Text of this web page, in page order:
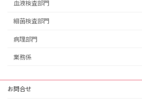
血液検査部門
細菌検査部門
病理部門
業務係
お問合せ